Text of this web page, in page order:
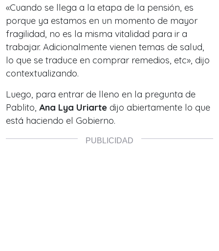
«Cuando se llega a la etapa de la pensión, es
porque ya estamos en un momento de mayor
fragilidad, no es la misma vitalidad para ir a
trabajar. Adicionalmente vienen temas de salud,
lo que se traduce en comprar remedios, etc», dijo
contextualizando.
Luego, para entrar de lleno en la pregunta de
Pablito, Ana Lya Uriarte dijo abiertamente lo que
está haciendo el Gobierno.